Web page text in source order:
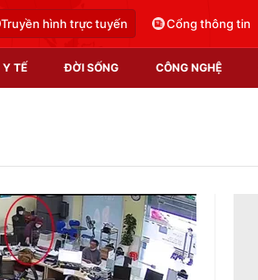
Truyền hình trực tuyến Cổng thông tin
Y TẾ ĐỜI SỐNG CÔNG NGHỆ
Video
Shorts video